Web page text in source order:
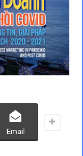
Email